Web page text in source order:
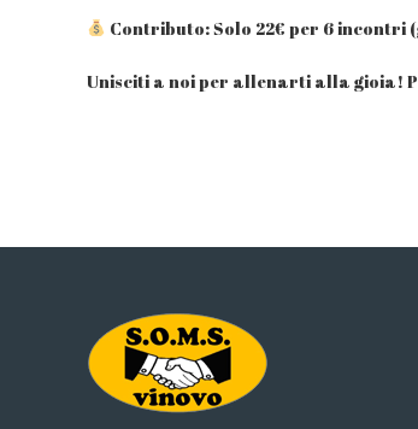
Contributo: Solo 22€ per 6 incontri
Unisciti a noi per allenarti alla gioia!